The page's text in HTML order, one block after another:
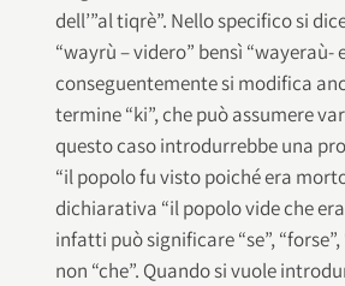
dell’”al tiqrè”. Nello specifico si
“wayrù – videro” bensì “wayeraù-
conseguentemente si modifica
termine “ki”, che può assumere
questo caso introdurrebbe una
“il popolo fu visto poiché era
dichiarativa “il popolo vide che
infatti può significare “se”, “forse”,
non “che”. Quando si vuole